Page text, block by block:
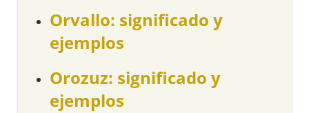
Orvallo: significado y
ejemplos
Orozuz: significado y
ejemplos